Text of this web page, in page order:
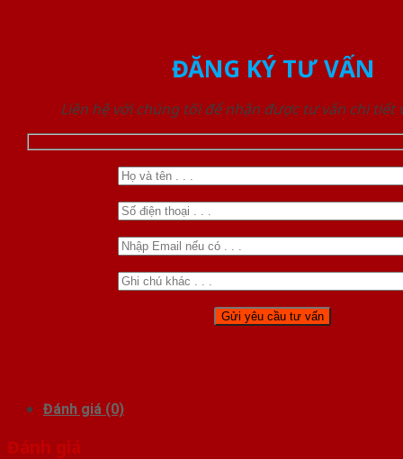
ĐĂNG KÝ TƯ VẤN
Liên hệ với chúng tôi để nhận được tư vấn chi tiết
Đánh giá (0)
Đánh giá